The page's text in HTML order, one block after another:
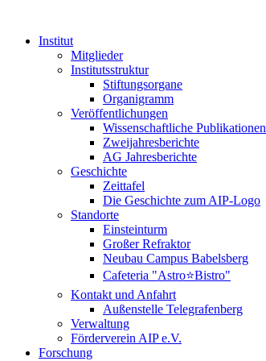
Institut
Mitglieder
Institutsstruktur
Stiftungsorgane
Organigramm
Veröffentlichungen
Wissenschaftliche Publikationen
Zweijahresberichte
AG Jahresberichte
Geschichte
Zeittafel
Die Geschichte zum AIP-Logo
Standorte
Einsteinturm
Großer Refraktor
Neubau Campus Babelsberg
Cafeteria "Astro⭐Bistro"
Kontakt und Anfahrt
Außenstelle Telegrafenberg
Verwaltung
Förderverein AIP e.V.
Forschung